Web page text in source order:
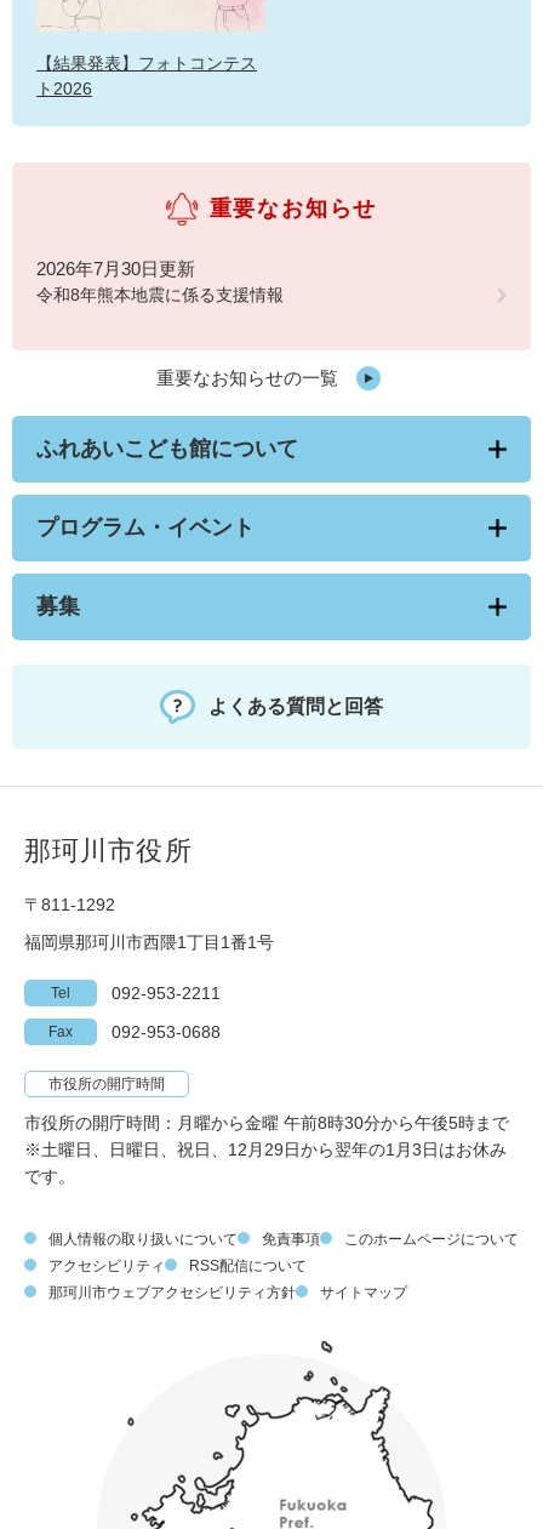
【結果発表】フォトコンテス
ト2026
重要なお知らせ
2026年7月30日更新
令和8年熊本地震に係る支援情報
重要なお知らせの一覧
ふれあいこども館について
プログラム・イベント
募集
よくある質問と回答
那珂川市役所
〒811-1292
福岡県那珂川市西隈1丁目1番1号
Tel 092-953-2211
Fax 092-953-0688
市役所の開庁時間
市役所の開庁時間：月曜から金曜 午前8時30分から午後5時まで
※土曜日、日曜日、祝日、12月29日から翌年の1月3日はお休み
です。
個人情報の取り扱いについて 免責事項
このホームページについて
アクセシビリティ
RSS配信について
那珂川市ウェブアクセシビリティ方針
サイトマップ